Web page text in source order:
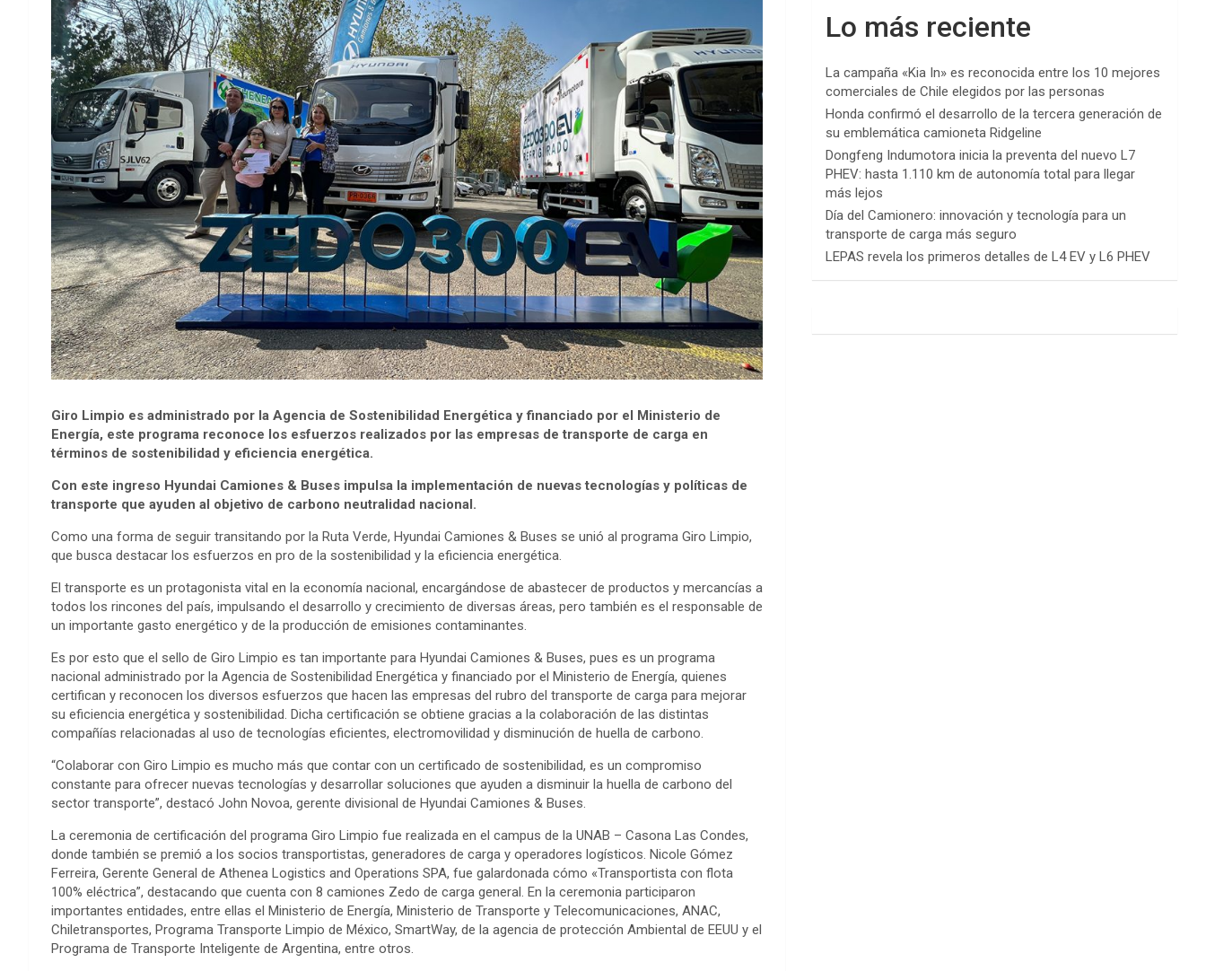
Giro Limpio es administrado por la Agencia de Sostenibilidad Energética y financiado por el Ministerio de
Energía, este programa reconoce los esfuerzos realizados por las empresas de transporte de carga en
términos de sostenibilidad y eficiencia energética.
Con este ingreso Hyundai Camiones & Buses impulsa la implementación de nuevas tecnologías y políticas de
transporte que ayuden al objetivo de carbono neutralidad nacional.
Como una forma de seguir transitando por la Ruta Verde, Hyundai Camiones & Buses se unió al programa Giro Limpio,
que busca destacar los esfuerzos en pro de la sostenibilidad y la eficiencia energética.
El transporte es un protagonista vital en la economía nacional, encargándose de abastecer de productos y mercancías a
todos los rincones del país, impulsando el desarrollo y crecimiento de diversas áreas, pero también es el responsable de
un importante gasto energético y de la producción de emisiones contaminantes.
Es por esto que el sello de Giro Limpio es tan importante para Hyundai Camiones & Buses, pues es un programa
nacional administrado por la Agencia de Sostenibilidad Energética y financiado por el Ministerio de Energía, quienes
certifican y reconocen los diversos esfuerzos que hacen las empresas del rubro del transporte de carga para mejorar
su eficiencia energética y sostenibilidad. Dicha certificación se obtiene gracias a la colaboración de las distintas
compañías relacionadas al uso de tecnologías eficientes, electromovilidad y disminución de huella de carbono.
“Colaborar con Giro Limpio es mucho más que contar con un certificado de sostenibilidad, es un compromiso
constante para ofrecer nuevas tecnologías y desarrollar soluciones que ayuden a disminuir la huella de carbono del
sector transporte”, destacó John Novoa, gerente divisional de Hyundai Camiones & Buses.
La ceremonia de certificación del programa Giro Limpio fue realizada en el campus de la UNAB – Casona Las Condes,
donde también se premió a los socios transportistas, generadores de carga y operadores logísticos. Nicole Gómez
Ferreira, Gerente General de Athenea Logistics and Operations SPA, fue galardonada cómo «Transportista con flota
100% eléctrica”, destacando que cuenta con 8 camiones Zedo de carga general. En la ceremonia participaron
importantes entidades, entre ellas el Ministerio de Energía, Ministerio de Transporte y Telecomunicaciones, ANAC,
Chiletransportes, Programa Transporte Limpio de México, SmartWay, de la agencia de protección Ambiental de EEUU y el
Programa de Transporte Inteligente de Argentina, entre otros.
Lo más reciente
La campaña «Kia In» es reconocida entre los 10 mejores
comerciales de Chile elegidos por las personas
Honda confirmó el desarrollo de la tercera generación de
su emblemática camioneta Ridgeline
Dongfeng Indumotora inicia la preventa del nuevo L7
PHEV: hasta 1.110 km de autonomía total para llegar
más lejos
Día del Camionero: innovación y tecnología para un
transporte de carga más seguro
LEPAS revela los primeros detalles de L4 EV y L6 PHEV